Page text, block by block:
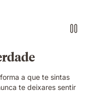
a que te sintas
te deixares sentir